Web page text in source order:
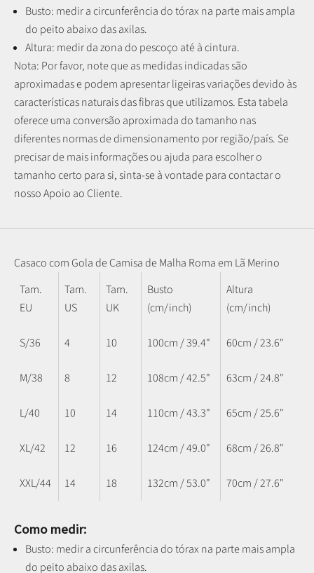
Busto: medir a circunferência do tórax na parte mais ampla
do peito abaixo das axilas.
Altura: medir da zona do pescoço até à cintura.
Nota: Por favor, note que as medidas indicadas são
aproximadas e podem apresentar ligeiras variações devido às
características naturais das fibras que utilizamos. Esta tabela
oferece uma conversão aproximada do tamanho nas
diferentes normas de dimensionamento por região/país. Se
precisar de mais informações ou ajuda para escolher o
tamanho certo para si, sinta-se à vontade para contactar o
nosso Apoio ao Cliente.
Casaco com Gola de Camisa de Malha Roma em Lã Merino
Tam.
EU
Tam.
US
Tam.
UK
Busto
(cm/inch)
Altura
(cm/inch)
S/36 4 10 100cm / 39.4" 60cm / 23.6"
M/38 8 12 108cm / 42.5" 63cm / 24.8"
L/40 10 14 110cm / 43.3" 65cm / 25.6"
XL/42 12 16 124cm / 49.0" 68cm / 26.8"
XXL/44 14 18 132cm / 53.0" 70cm / 27.6"
Como medir:
Busto: medir a circunferência do tórax na parte mais ampla
do peito abaixo das axilas.